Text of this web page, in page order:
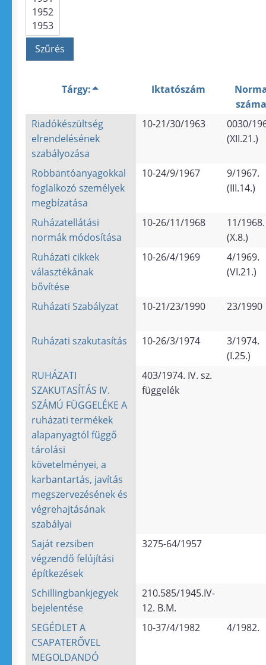
Tárgy: Iktatószám
száma
Riadókészültség
elrendelésének
szabályozása
10-21/30/1963
0030/
(XII.21.)
Robbantóanyagokkal
foglalkozó személyek
megbízatása
10-24/9/1967
9/1967.
(III.14.)
Ruházatellátási
normák módosítása
10-26/11/1968
11/1968.
(X.8.)
Ruházati cikkek
választékának
bővítése
10-26/4/1969
4/1969.
(VI.21.)
Ruházati Szabályzat 10-21/23/1990 23/1990
Ruházati szakutasítás 10-26/3/1974
3/1974.
(I.25.)
RUHÁZATI
SZAKUTASÍTÁS IV.
SZÁMÚ FÜGGELÉKE A
ruházati termékek
alapanyagtól függő
tárolási
követelményei, a
karbantartás, javítás
megszervezésének és
végrehajtásának
szabályai
403/1974. IV. sz.
függelék
Saját rezsiben
végzendő felújítási
építkezések
3275-64/1957
Schillingbankjegyek
bejelentése
210.585/1945.IV-
12. B.M.
SEGÉDLET A
CSAPATERŐVEL
MEGOLDANDÓ
10-37/4/1982 4/1982.